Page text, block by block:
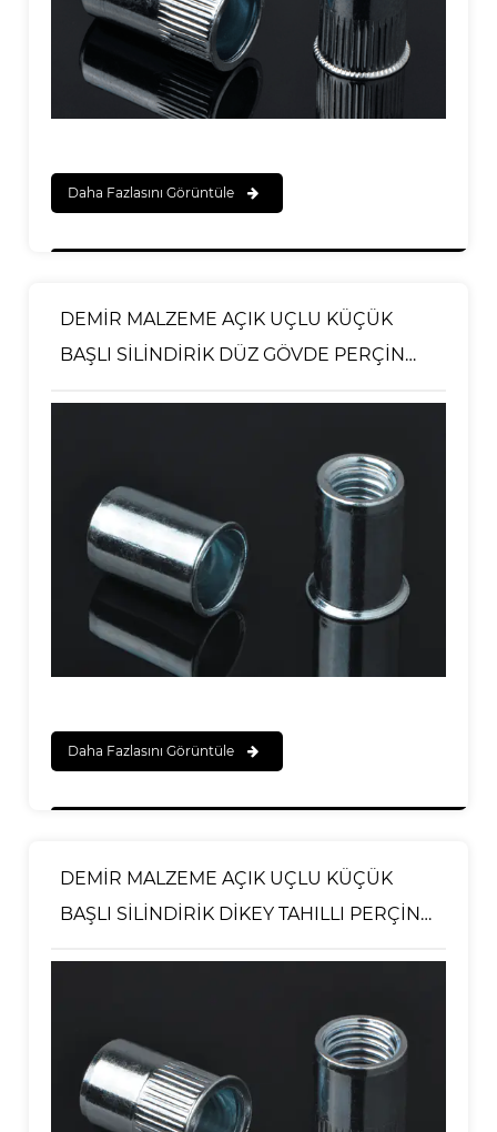
Daha Fazlasını Görüntüle
DEMİR MALZEME AÇIK UÇLU KÜÇÜK
BAŞLI SİLİNDİRİK DÜZ GÖVDE PERÇİN
Daha Fazlasını Görüntüle
DEMİR MALZEME AÇIK UÇLU KÜÇÜK
BAŞLI SİLİNDİRİK DİKEY TAHILLI PERÇİN